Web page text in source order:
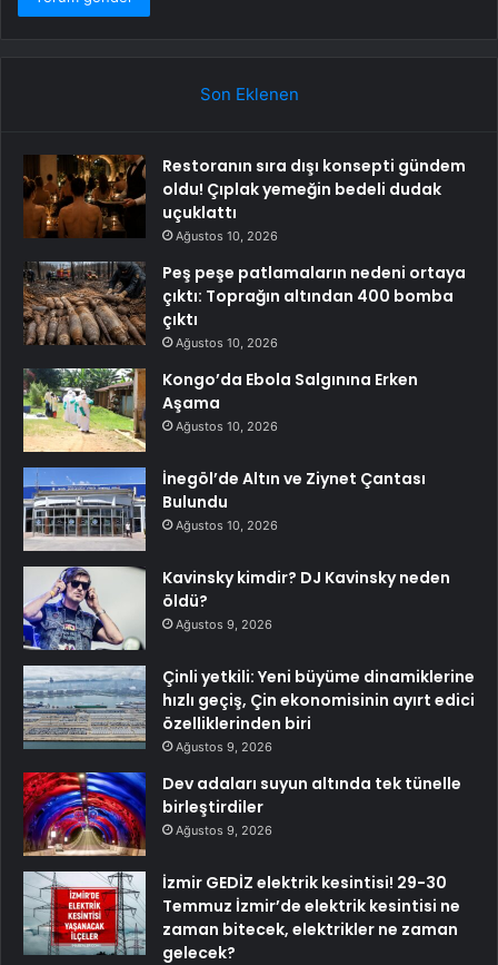
Son Eklenen
Restoranın sıra dışı konsepti gündem
oldu! Çıplak yemeğin bedeli dudak
uçuklattı
Ağustos 10, 2026
Peş peşe patlamaların nedeni ortaya
çıktı: Toprağın altından 400 bomba
çıktı
Ağustos 10, 2026
Kongo’da Ebola Salgınına Erken
Aşama
Ağustos 10, 2026
İnegöl’de Altın ve Ziynet Çantası
Bulundu
Ağustos 10, 2026
Kavinsky kimdir? DJ Kavinsky neden
öldü?
Ağustos 9, 2026
Çinli yetkili: Yeni büyüme dinamiklerine
hızlı geçiş, Çin ekonomisinin ayırt edici
özelliklerinden biri
Ağustos 9, 2026
Dev adaları suyun altında tek tünelle
birleştirdiler
Ağustos 9, 2026
İzmir GEDİZ elektrik kesintisi! 29-30
Temmuz İzmir’de elektrik kesintisi ne
zaman bitecek, elektrikler ne zaman
gelecek?